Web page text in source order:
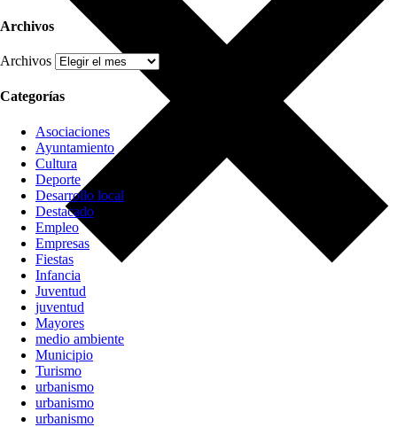
Archivos
Archivos
Categorías
Asociaciones
Ayuntamiento
Cultura
Deporte
Desarrollo local
Destacado
Empleo
Empresas
Fiestas
Infancia
Juventud
juventud
Mayores
medio ambiente
Municipio
Turismo
urbanismo
urbanismo
urbanismo